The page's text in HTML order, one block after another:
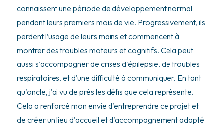
connaissent une période de développement normal
pendant leurs premiers mois de vie. Progressivement, ils
perdent l’usage de leurs mains et commencent à
montrer des troubles moteurs et cognitifs. Cela peut
aussi s’accompagner de crises d’épilepsie, de troubles
respiratoires, et d’une difficulté à communiquer. En tant
qu’oncle, j’ai vu de près les défis que cela représente.
Cela a renforcé mon envie d’entreprendre ce projet et
de créer un lieu d’accueil et d’accompagnement adapté